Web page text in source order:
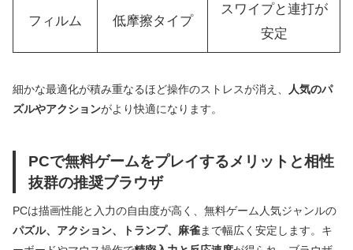
フィルム 低摩擦タイプ
スワイプと連打が
安定
細かな最適化が積み重なるほど操作のストレスが消え、
人気のパ
ズルやアクションがより快適になります。
PCで無料ゲームをプレイするメリットと相性
抜群の推奨ブラウザ
PCは描画性能と入力の自由度が高く、無料ゲーム人気ジャンルの
パズル、アクション、トランプ、麻雀まで幅広く安定します。キ